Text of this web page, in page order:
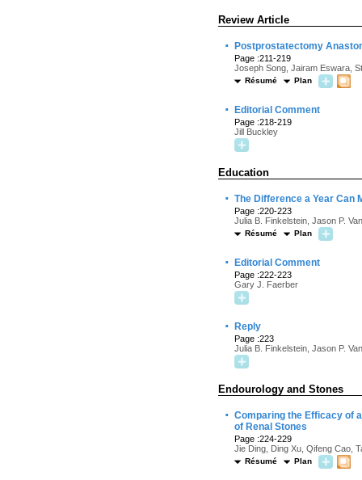
Review Article
· Postprostatectomy
Page :211-219
Joseph Song, Jairam Eswara,
Résumé Plan
· Editorial Comment
Page :218-219
Jill Buckley
Education
· The Difference a Year Can
Page :220-223
Julia B. Finkelstein, Jason P.
Résumé Plan
· Editorial Comment
Page :222-223
Gary J. Faerber
· Reply
Page :223
Julia B. Finkelstein, Jason P.
Endourology and Stones
· Comparing the Efficacy of
of Renal Stones
Page :224-229
Jie Ding, Ding Xu, Qifeng Cao,
Résumé Plan